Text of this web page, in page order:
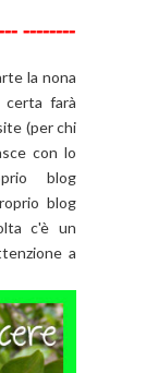
--------
la nona
certa farà
(per chi
con lo
blog
blog
c'è un
a